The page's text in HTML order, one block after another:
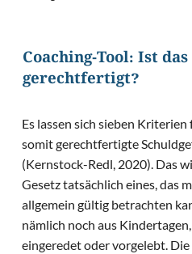
Coaching-Tool: Ist
gerechtfertigt?
Es lassen sich sieben
somit gerechtfertigte
(Kernstock-Redl, 2020). Das
Gesetz tatsächlich eines, das
allgemein gültig betrachten
nämlich noch aus
eingeredet oder vorgelebt.